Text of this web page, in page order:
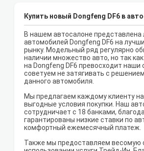
Купить новый Dongfeng DF6 в
В нашем автосалоне представлена
автомобилей Dongfeng DF6 на
рынку. Модельный ряд регулярно
наличии множество авто, но так
на Dongfeng DF6 превосходит
советуем не затягивать с
данного автомобиля.
Мы предлагаем каждому клиенту
выгодные условия покупки. Наш
сотрудничает с 18 банками,
гарантированы низкие ставки по
комфортный ежемесячный платеж.
Также мы предоставляем весомую